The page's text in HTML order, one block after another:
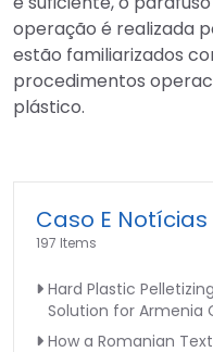
operação é realizada
estão familiarizados
procedimentos
plástico.
Caso E Notícias
197 Items
Hard Plastic
Solution for Armenia
How a Romanian